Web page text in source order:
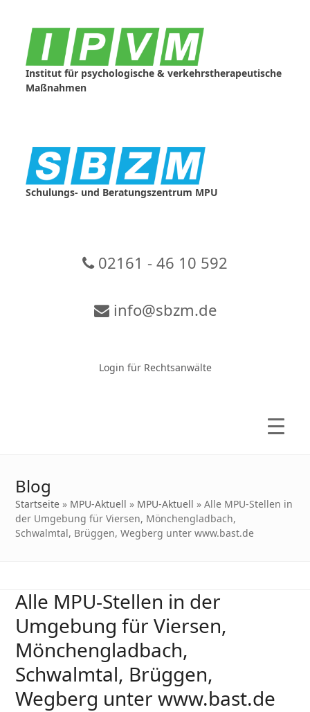
content
Institut für psychologische & verkehrstherapeutische
Maßnahmen
Schulungs- und Beratungszentrum MPU
02161 - 46 10 592
info@sbzm.de
Login für Rechtsanwälte
Blog
Startseite » MPU-Aktuell » MPU-Aktuell »Alle MPU-Stellen in
der Umgebung für Viersen, Mönchengladbach,
Schwalmtal, Brüggen, Wegberg unter www.bast.de
Alle MPU-Stellen in der
Umgebung für Viersen,
Mönchengladbach,
Schwalmtal, Brüggen,
Wegberg unter www.bast.de